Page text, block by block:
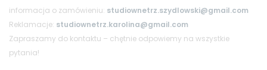
informacja o zamówieniu: studiownetrz.szydlowski@gmail.com
Reklamacje: studiownetrz.karolina@gmail.com
Zapraszamy do kontaktu – chętnie odpowiemy na wszystkie
pytania!